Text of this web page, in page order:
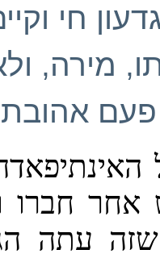
חי
מירה,
חברו
עתה